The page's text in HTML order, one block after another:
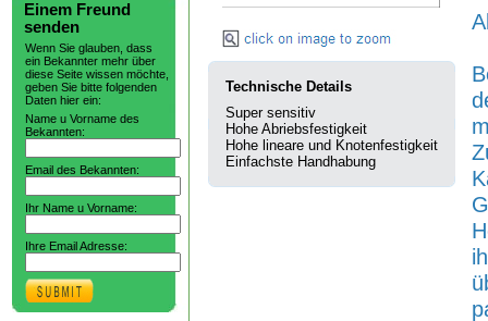
Einem Freund
senden
Wenn Sie glauben, dass
ein Bekannter mehr über
diese Seite wissen möchte,
geben Sie bitte folgenden
Daten hier ein:
Name u Vorname des
Bekannten:
Email des Bekannten:
Ihr Name u Vorname:
Ihre Email Adresse:
Technische Details
Super sensitiv
Hohe Abriebsfestigkeit
Hohe lineare und Knotenfestigkeit
Einfachste Handhabung